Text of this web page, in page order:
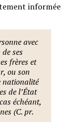
informée
avec
ses
frères et
ou son
nationalité
de l’État
échéant,
(C. pr.